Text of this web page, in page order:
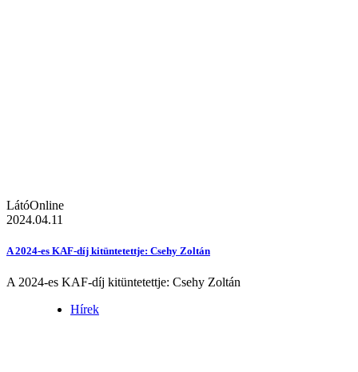
LátóOnline
2024.04.11
A 2024-es KAF-díj kitüntetettje: Csehy Zoltán
A 2024-es KAF-díj kitüntetettje: Csehy Zoltán
Hírek